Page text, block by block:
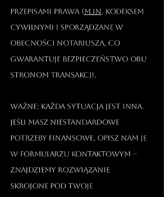
przepisami prawa (m.in
. Kodeksem
Cywilnym) i sporządzane w
obecności notariusza, co
gwarantuje bezpieczeństwo obu
stronom transakcji.​
Ważne: Każda sytuacja jest inna.
Jeśli masz niestandardowe
potrzeby finansowe, opisz nam je
w formularzu kontaktowym –
znajdziemy rozwiązanie
skrojone pod Twoje